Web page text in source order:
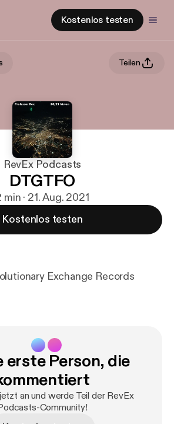
Kostenlos testen
Teilen
RevEx Podcasts
DTGTFO
min · 21. Aug. 2021
Kostenlos testen
Exchange Records
erste Person, die
an und werde Teil der RevEx
Community!